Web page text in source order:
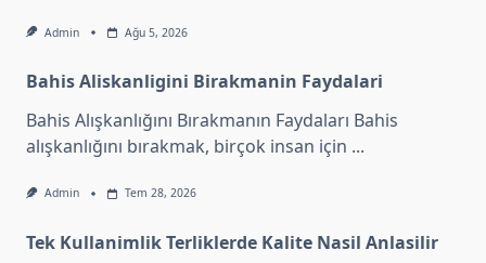
Admin Ağu 5, 2026
Bahis Aliskanligini Birakmanin Faydalari
Bahis Alışkanlığını Bırakmanın Faydaları Bahis
alışkanlığını bırakmak, birçok insan için ...
Admin Tem 28, 2026
Tek Kullanimlik Terliklerde Kalite Nasil Anlasilir